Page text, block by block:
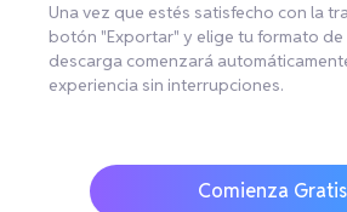
Una vez que estés satisfecho con la
botón "Exportar" y elige tu formato
descarga comenzará
experiencia sin interrupciones.
Comienza Gratis